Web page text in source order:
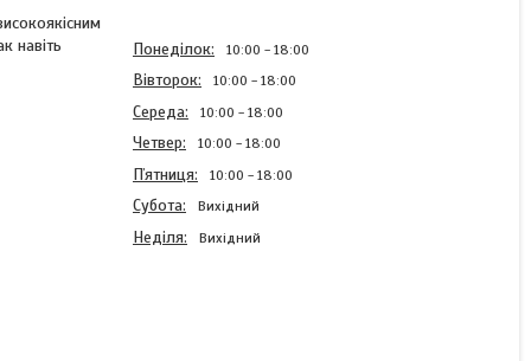
навіть
Понеділок 10:00 18:00
Вівторок 10:00 18:00
Середа 10:00 18:00
Четвер 10:00 18:00
Пʼятниця 10:00 18:00
Субота Вихідний
Неділя Вихідний